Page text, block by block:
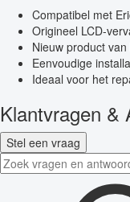
Compatibel met
Origineel LCD-
Nieuw product
Eenvoudige
Ideaal voor het
Klantvragen &
Stel een vraag